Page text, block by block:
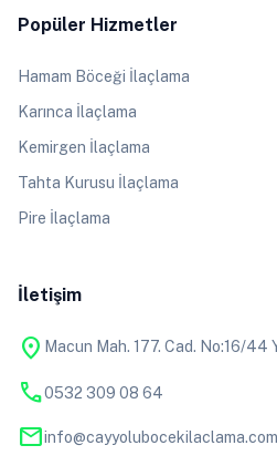
Popüler Hizmetler
Hamam Böceği İlaçlama
Karınca İlaçlama
Kemirgen İlaçlama
Tahta Kurusu İlaçlama
Pire İlaçlama
İletişim
location_on Macun Mah. 177. Cad. No:16/44
phone0532 309 08 64
mail